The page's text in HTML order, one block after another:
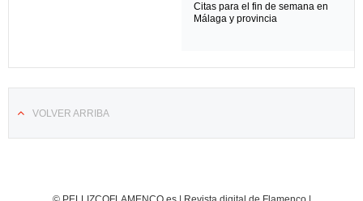
Citas para el fin de semana en
Málaga y provincia
VOLVER ARRIBA